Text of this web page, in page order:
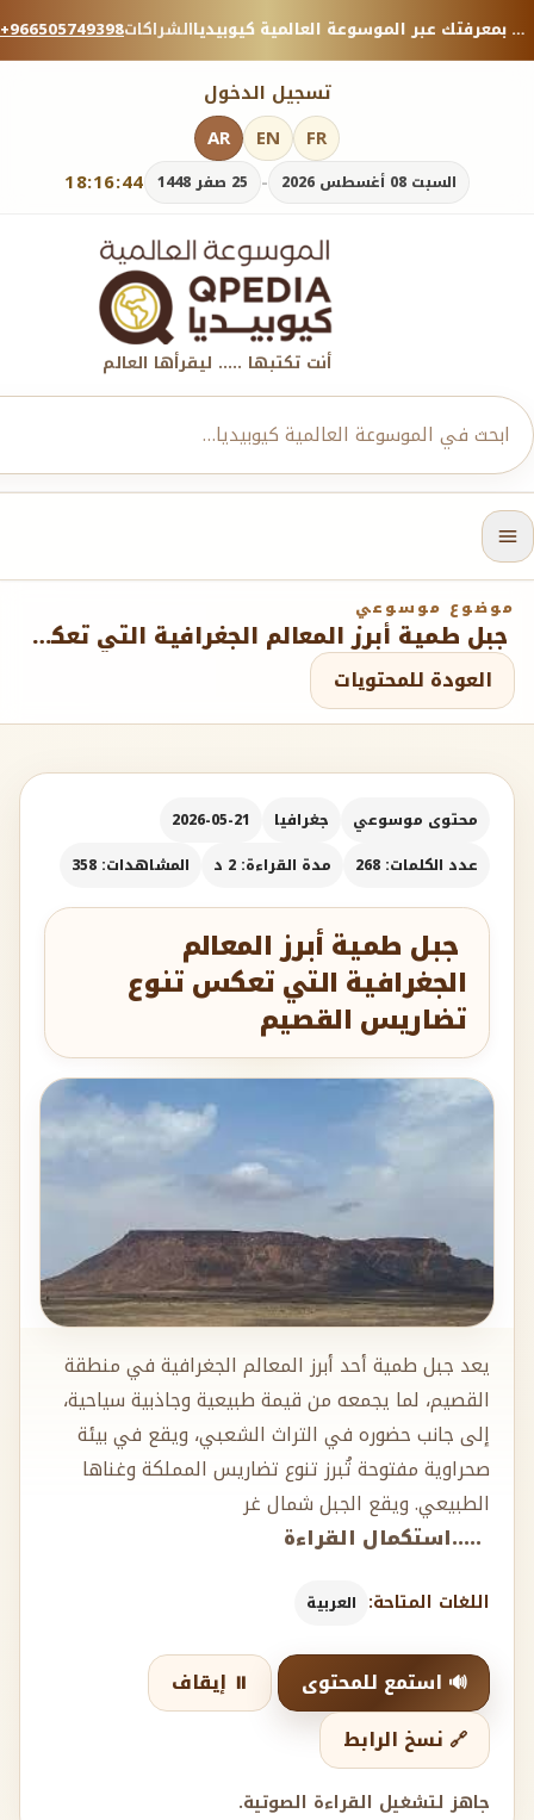
+966505749398الشراكات منصة معرفية موثوقة — شارك بمعرفتك عبر الموسوعة العالمية كيوبيديا.
تسجيل الدخول
18:16:45 السبت 08 أغسطس 2026 - 25 صفر 1448
AR EN FR
أنت تكتبها ..... ليقرأها العالم
موضوع موسوعي
جبل طمية أبرز المعالم الجغرافية التي تعكس تنوع تضاريس القصيم
العودة للمحتويات
محتوى موسوعي جغرافيا
2026-05-21
عدد الكلمات: 268
مدة القراءة: 2 د المشاهدات: 358
جبل طمية أبرز المعالم
الجغرافية التي تعكس تنوع
تضاريس القصيم
يعد جبل طمية أحد أبرز المعالم الجغرافية في منطقة
القصيم، لما يجمعه من قيمة طبيعية وجاذبية سياحية،
إلى جانب حضوره في التراث الشعبي، ويقع في بيئة
صحراوية مفتوحة تُبرز تنوع تضاريس المملكة وغناها
الطبيعي. ويقع الجبل شمال غر
.....استكمال القراءة
اللغات المتاحة: العربية
🔊 استمع للمحتوى
⏸️ إيقاف
🔗 نسخ الرابط
جاهز لتشغيل القراءة الصوتية.